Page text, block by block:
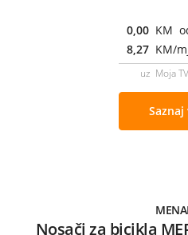
0,00 KM
8,27 KM/
uz Moja
Saznaj
Nosači za bicikla